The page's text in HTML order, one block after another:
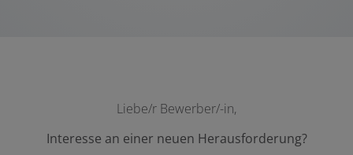
Liebe/r Bewerber/-in,
Interesse an einer neuen Herausforderung?